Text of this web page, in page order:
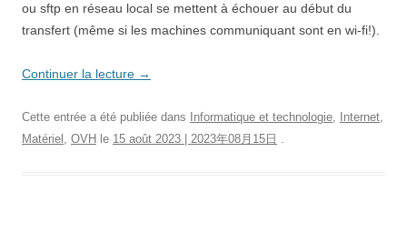
ou sftp en réseau local se mettent à échouer au début du
transfert (même si les machines communiquant sont en wi-fi!).
Continuer la lecture →
Cette entrée a été publiée dans Informatique et technologie, Internet,
Matériel , OVH le 15 août 2023 | 2023年08月15日 .